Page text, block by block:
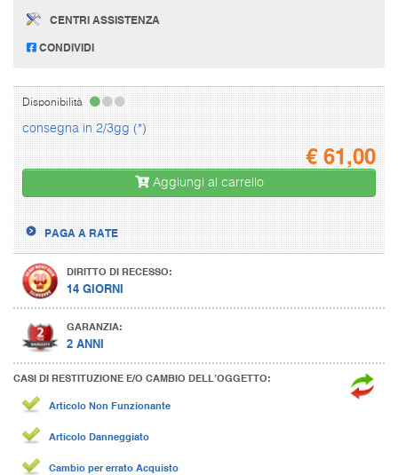
CENTRI ASSISTENZA
CONDIVIDI
Disponibilità
consegna in 2/3gg (*)
€61,00
Aggiungi al carrello
PAGA A RATE
DIRITTO DI RECESSO:
14 GIORNI
GARANZIA:
2 ANNI
CASI DI RESTITUZIONE E/O CAMBIO DELL’OGGETTO:
Articolo Non Funzionante
Articolo Danneggiato
Cambio per errato Acquisto